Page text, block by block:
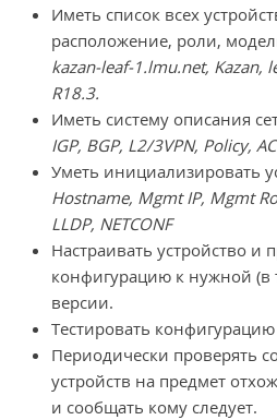
Иметь список всех
расположение, роли,
kazan-leaf-1.lmu.net, Kazan,
R18.3.
Иметь систему описания
IGP, BGP, L2/3VPN, Policy,
Уметь инициализировать
Hostname, Mgmt IP, Mgmt
LLDP, NETCONF
Настраивать устройство и
конфигурацию к нужной (в
версии.
Тестировать конфигурацию
Периодически проверять
устройств на предмет
и сообщать кому следует.